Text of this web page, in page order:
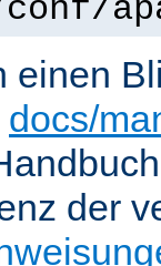
einen
docs/
der